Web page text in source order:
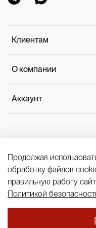
Клиентам
О компании
Аккаунт
Политика
Публичная оферта
Cookies
Продолжая
обработку файлов
правильную работу
Политикой